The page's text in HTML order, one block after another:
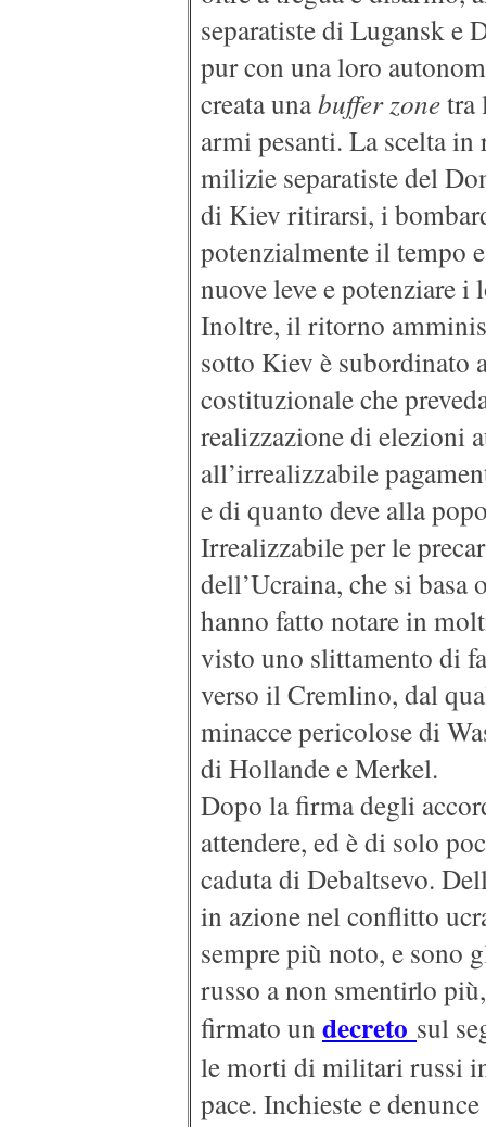
separatiste di Lugansk
pur con una loro
creata unabuffer zonetra
armi pesanti. La scelta in
milizie separatiste del
di Kiev ritirarsi, i
potenzialmente il tempo
nuove leve e potenziare i
Inoltre, il ritorno
sotto Kiev è subordinato
costituzionale che
realizzazione di elezioni
all’irrealizzabile
e di quanto deve alla
Irrealizzabile per le
dell’Ucraina, che si
hanno fatto notare in
visto uno slittamento di
verso il Cremlino, dal
minacce pericolose di
di Hollande e Merkel.
Dopo la firma degli
attendere, ed è di solo
caduta di Debaltsevo.
in azione nel conflitto
sempre più noto, e sono
russo a non smentirlo
firmato un decreto sul
le morti di militari russi
pace. Inchieste e